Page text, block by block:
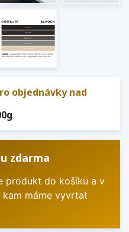
objednávky nad
zdarma
produkt do košíku a v
máme vyvrtat